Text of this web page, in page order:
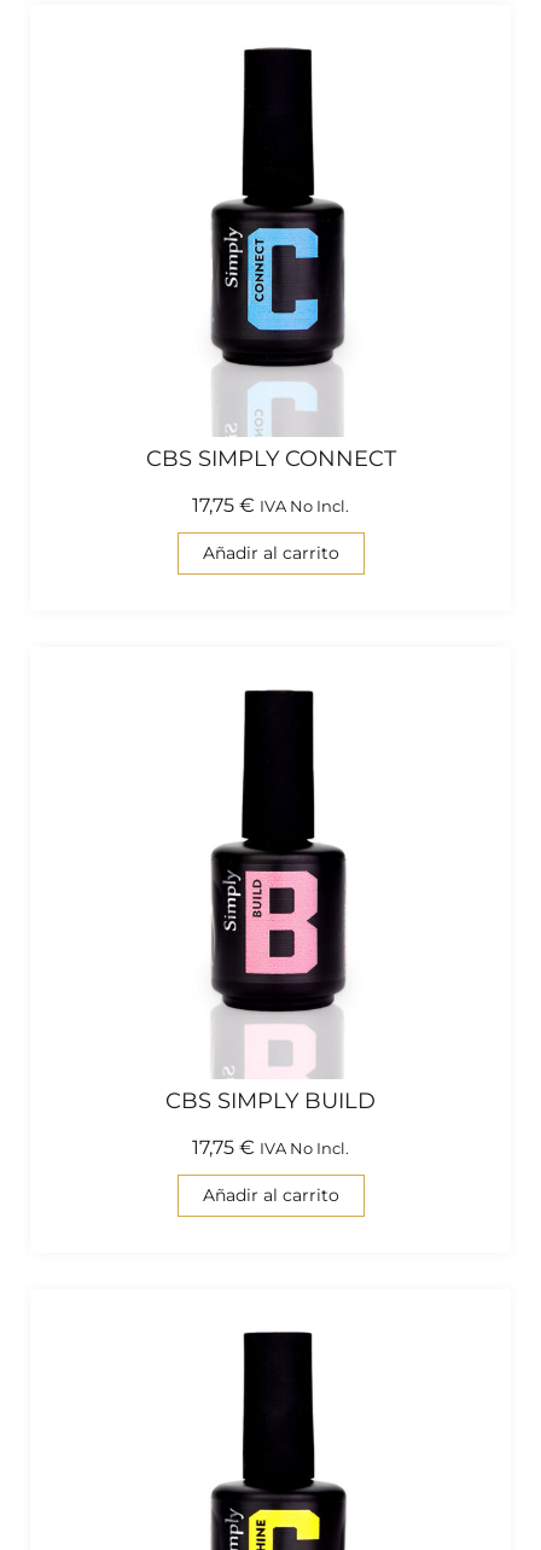
CBS SIMPLY CONNECT
17,75 € IVA No Incl.
Añadir al carrito
CBS SIMPLY BUILD
17,75 € IVA No Incl.
Añadir al carrito